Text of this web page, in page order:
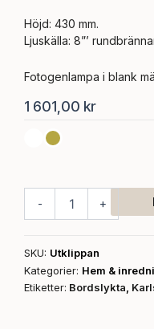
Höjd: 430 mm.
Ljuskälla: 8”’
Fotogenlampa i blank
1 601,00 kr
-
Bordslykta,
Utklippan
+
SKU: Utklippan
Kategorier: Hem &
Etiketter: Bordslykta